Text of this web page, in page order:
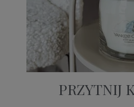
PRZYTNIJ